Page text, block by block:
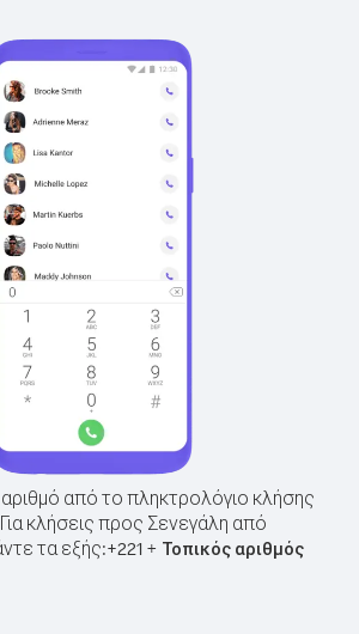
από το πληκτρολόγιο κλήσης
Για κλήσεις προς Σενεγάλη από
τα εξής:+221+ Τοπικός αριθμός